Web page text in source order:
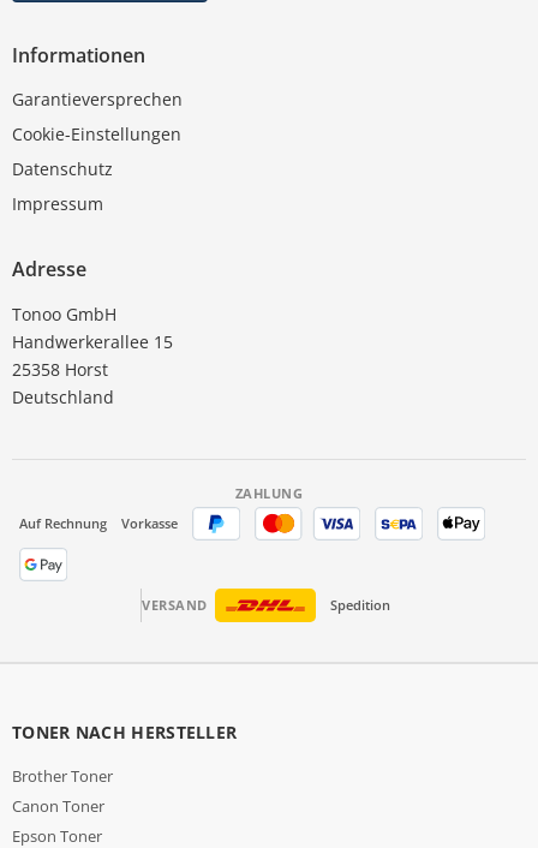
Informationen
Garantieversprechen
Cookie-Einstellungen
Datenschutz
Impressum
Adresse
Tonoo GmbH
Handwerkerallee 15
25358 Horst
Deutschland
ZAHLUNG
Auf Rechnung
Vorkasse
VERSAND Spedition
TONER NACH HERSTELLER
Brother Toner
Canon Toner
Epson Toner